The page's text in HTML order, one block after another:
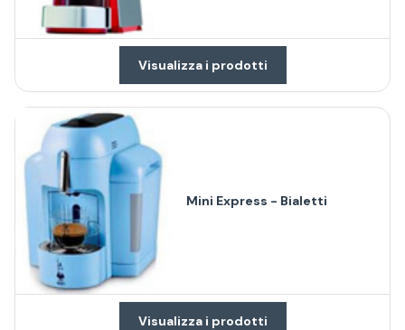
Visualizza i prodotti
Mini Express - Bialetti
Visualizza i prodotti